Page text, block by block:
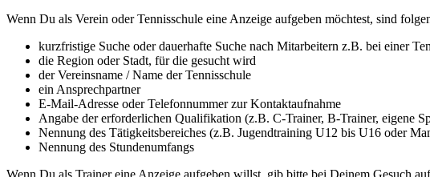
Wenn Du als Verein oder Tennisschule eine Anzeige aufgeben möchtest, sind
kurzfristige Suche oder dauerhafte Suche nach Mitarbeitern z.B. bei einer
die Region oder Stadt, für die gesucht wird
der Vereinsname / Name der Tennisschule
ein Ansprechpartner
E-Mail-Adresse oder Telefonnummer zur Kontaktaufnahme
Angabe der erforderlichen Qualifikation (z.B. C-Trainer, B-Trainer, eigene
Nennung des Tätigkeitsbereiches (z.B. Jugendtraining U12 bis U16 oder
Nennung des Stundenumfangs
Wenn Du als Trainer eine Anzeige aufgeben willst, gib bitte bei Deinem Gesuch